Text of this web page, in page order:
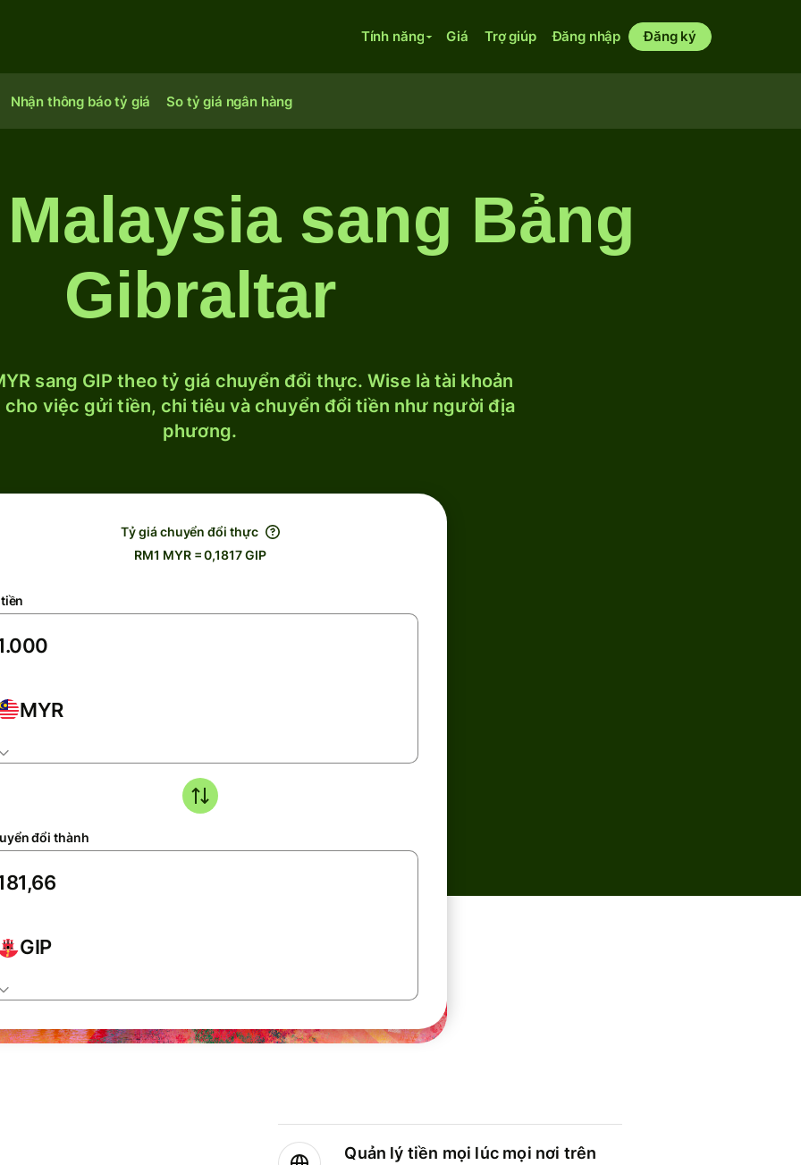
Tính năng Giá Trợ giúp Đăng nhập Đăng ký
Nhận thông báo tỷ giá So tỷ giá ngân hàng
sang Bảng
Gibraltar
sang GIP theo tỷ giá chuyển đổi thực. Wise là tài khoản
việc gửi tiền, chi tiêu và chuyển đổi tiền như người địa
phương.
Tỷ giá chuyển đổi thực
RM1 MYR = 0,1817 GIP
MYR
đổi thành
GIP
Quản lý tiền mọi lúc mọi nơi trên